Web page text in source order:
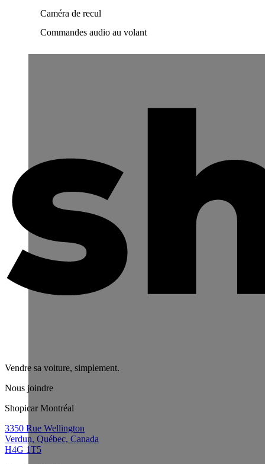
Caméra de recul
Commandes audio au volant
Vendre sa voiture, simplement.
Nous joindre
Shopicar Montréal
3350 Rue Wellington
Verdun, Québec, Canada
H4G 1T5